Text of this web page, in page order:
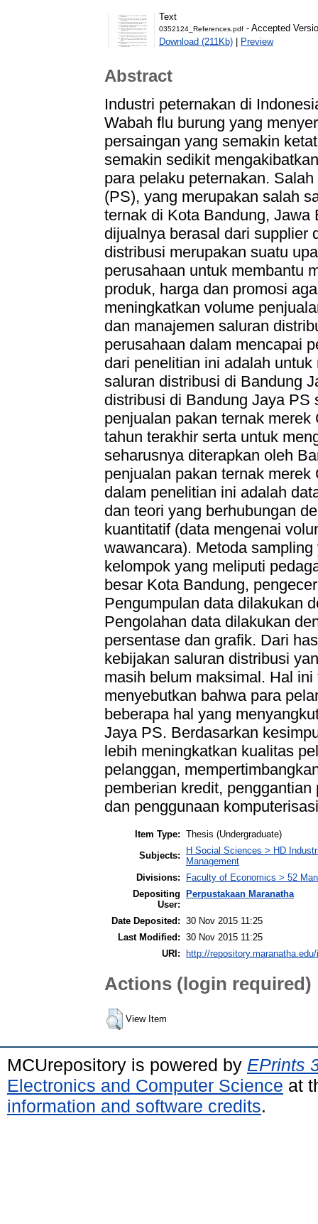
Text
0352124_References.pdf - Accepted
Download (211Kb) | Preview
Abstract
Industri peternakan di
Wabah flu burung yang
persaingan yang semakin
semakin sedikit
para pelaku peternakan.
(PS), yang merupakan salah
ternak di Kota Bandung, Jawa
dijualnya berasal dari supplier
distribusi merupakan suatu
perusahaan untuk membantu
produk, harga dan promosi
meningkatkan volume
dan manajemen saluran
perusahaan dalam mencapai
dari penelitian ini adalah
saluran distribusi di Bandung
distribusi di Bandung Jaya
penjualan pakan ternak
tahun terakhir serta untuk
seharusnya diterapkan oleh
penjualan pakan ternak
dalam penelitian ini adalah
dan teori yang berhubungan
kuantitatif (data mengenai
wawancara). Metoda
kelompok yang meliputi
besar Kota Bandung,
Pengumpulan data dilakukan
Pengolahan data dilakukan
persentase dan grafik. Dari
kebijakan saluran distribusi
masih belum maksimal. Hal
menyebutkan bahwa para
beberapa hal yang
Jaya PS. Berdasarkan
lebih meningkatkan kualitas
pelanggan,
pemberian kredit,
dan penggunaan
Item Type: Thesis (Undergraduate)
Subjects:
H Social Sciences > HD
Management
Divisions:
Faculty of Economics > 52
Depositing
User:
Perpustakaan Maranatha
Date Deposited: 30 Nov 2015 11:25
Last Modified: 30 Nov 2015 11:25
URI:
http://
Actions (login required)
View Item
MCUrepository is powered by EPrints
Electronics and Computer Science at
information and software credits.